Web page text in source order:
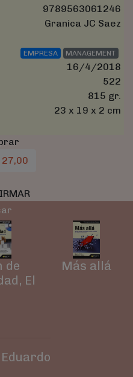
9789563061246
Granica JC Saez
EMPRESA MANAGEMENT
16/4/2018
522
815 gr.
23 x 19 x 2 cm
27,00
de
El
Más allá